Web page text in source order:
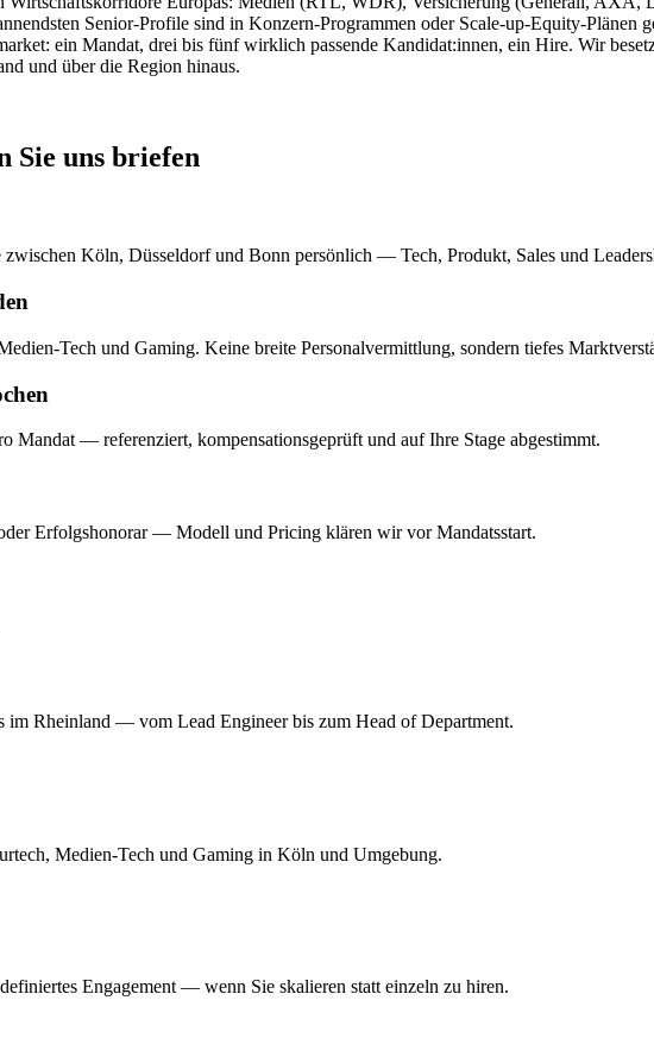
Senior-Profile sind in Konzern-Programmen oder Scale-up-Equity-
ein Mandat, drei bis fünf wirklich passende Kandidat:innen, ein Hire. Wir
und über die Region hinaus.
Sie uns briefen
Köln, Düsseldorf und Bonn persönlich — Tech, Produkt, Sales und
Tech und Gaming. Keine breite Personalvermittlung, sondern tiefes
Mandat — referenziert, kompensationsgeprüft und auf Ihre Stage abgestimmt.
Erfolgshonorar — Modell und Pricing klären wir vor Mandatsstart.
im Rheinland — vom Lead Engineer bis zum Head of Department.
Medien-Tech und Gaming in Köln und Umgebung.
Engagement — wenn Sie skalieren statt einzeln zu hiren.